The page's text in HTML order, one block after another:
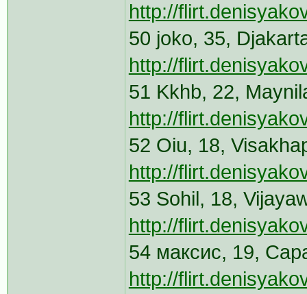
http://
50 joko, 35,
http://
51 Kkhb, 22,
http://
52 Oiu, 18,
http://
53 Sohil, 18,
http://
54 максис, 19,
http://